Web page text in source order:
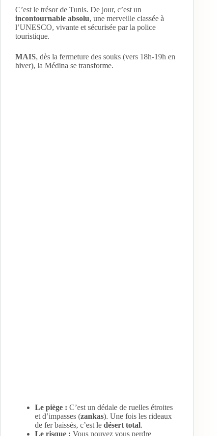
C’est le trésor de Tunis. De jour, c’est un
incontournable absolu, une merveille classée à
l’UNESCO, vivante et sécurisée par la police
touristique.
MAIS, dès la fermeture des souks (vers 18h-19h en
hiver), la Médina se transforme.
Le piège : C’est un dédale de ruelles étroites
et d’impasses (zankas). Une fois les rideaux
de fer baissés, c’est le désert total.
Le risque : Vous pouvez vous perdre